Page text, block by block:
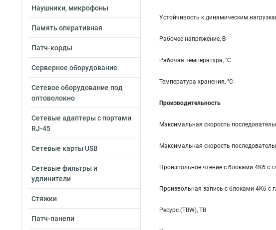
Наушники, микрофоны
Память оперативная
Патч-корды
Серверное оборудование
Сетевое оборудование под
оптоволокно
Сетевые адаптеры с портами
RJ-45
Сетевые карты USB
Сетевые фильтры и
удлинители
Стяжки
Патч-панели
Устойчивость к динамическим
Рабочее напряжение, В
Рабочая температура, °С
Температура хранения, °С
Производительность
Максимальная скорость
Максимальная скорость
Произвольное чтение с блоками 4Кб с
Произвольная запись с блоками 4Кб с
Ресурс (TBW), TB